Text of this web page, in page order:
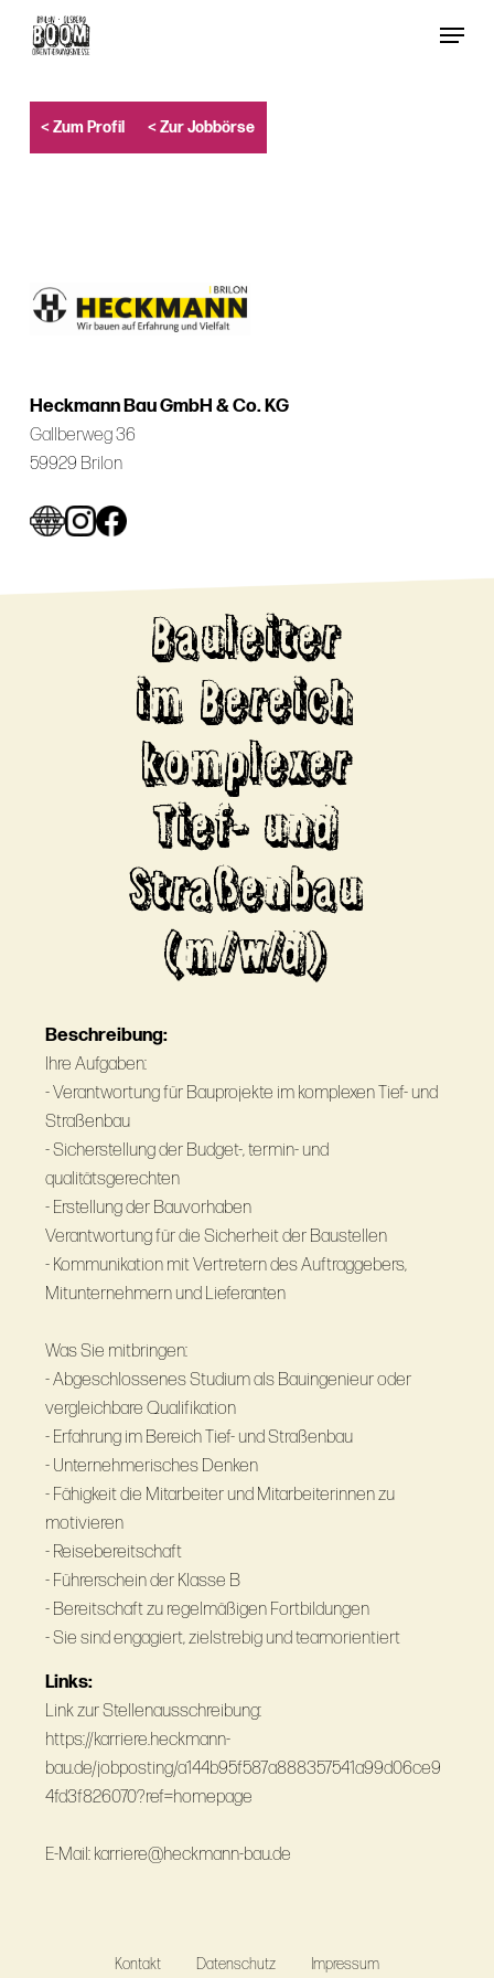
content
Menu
< Zum Profil < Zur Jobbörse
Heckmann Bau GmbH & Co. KG
Gallberweg 36
59929 Brilon
Bauleiter
im Bereich
komplexer
Tief- und
Straßenbau
(m/w/d)
Beschreibung:
Ihre Aufgaben:
- Verantwortung für Bauprojekte im komplexen Tief- und
Straßenbau
- Sicherstellung der Budget-, termin- und
qualitätsgerechten
- Erstellung der Bauvorhaben
Verantwortung für die Sicherheit der Baustellen
- Kommunikation mit Vertretern des Auftraggebers,
Mitunternehmern und Lieferanten
Was Sie mitbringen:
- Abgeschlossenes Studium als Bauingenieur oder
vergleichbare Qualifikation
- Erfahrung im Bereich Tief- und Straßenbau
- Unternehmerisches Denken
- Fähigkeit die Mitarbeiter und Mitarbeiterinnen zu
motivieren
- Reisebereitschaft
- Führerschein der Klasse B
- Bereitschaft zu regelmäßigen Fortbildungen
- Sie sind engagiert, zielstrebig und teamorientiert
Links:
Link zur Stellenausschreibung:
https://karriere.heckmann-
bau.de/jobposting/a144b95f587a888357541a99d06ce9
4fd3f826070?ref=homepage
E-Mail: karriere@heckmann-bau.de
Kontakt Datenschutz Impressum